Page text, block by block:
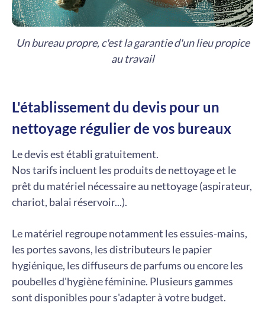
Un bureau propre, c'est la garantie d'un lieu propice
au travail
L'établissement du devis pour un
nettoyage régulier de vos bureaux
Le devis est établi gratuitement.
Nos tarifs incluent les produits de nettoyage et le
prêt du matériel nécessaire au nettoyage (aspirateur,
chariot, balai réservoir...).
Le matériel regroupe notamment les essuies-mains,
les portes savons, les distributeurs le papier
hygiénique, les diffuseurs de parfums ou encore les
poubelles d'hygiène féminine. Plusieurs gammes
sont disponibles pour s'adapter à votre budget.